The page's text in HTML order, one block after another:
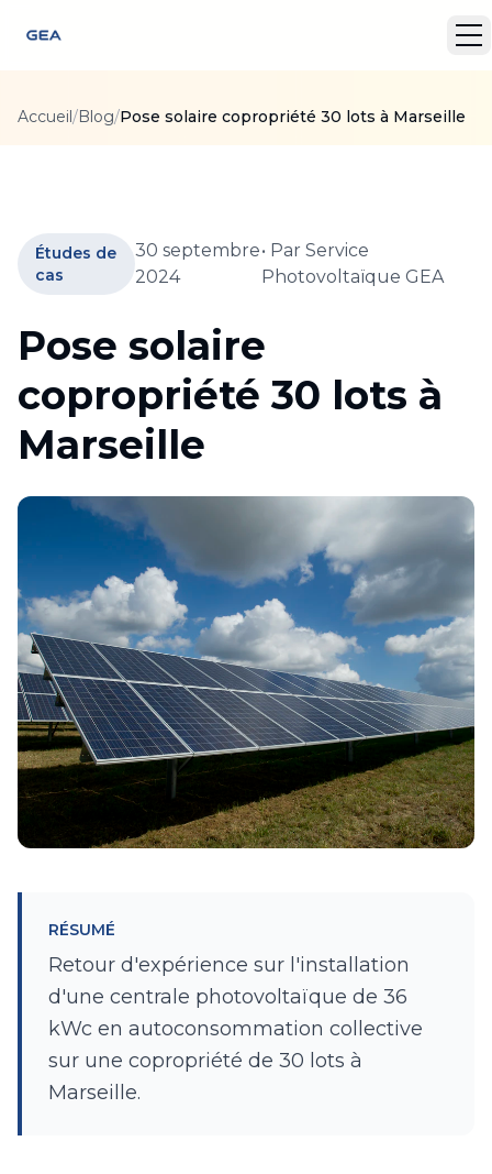
Accueil/Blog/Pose solaire copropriété 30 lots à Marseille
Études de
cas
30 septembre
2024
• ParService
Photovoltaïque GEA
Pose solaire
copropriété 30 lots à
Marseille
RÉSUMÉ
Retour d'expérience sur l'installation
d'une centrale photovoltaïque de 36
kWc en autoconsommation collective
sur une copropriété de 30 lots à
Marseille.